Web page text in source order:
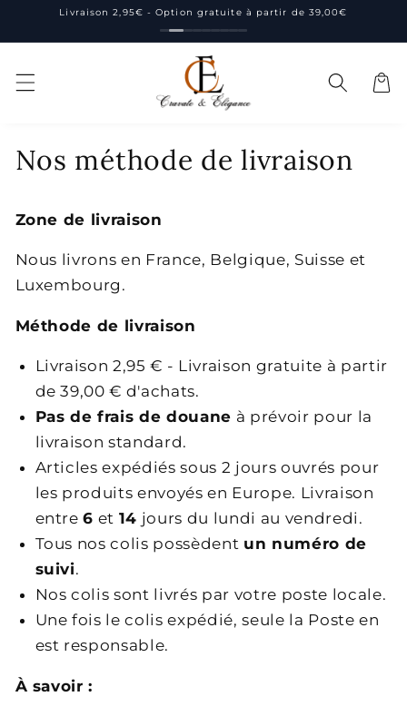
au
Livraison 2,95€ - Option gratuite à partir de 39,00€
Panier
Nos méthode de livraison
Zone de livraison
Nous livrons en France, Belgique, Suisse et
Luxembourg.
Méthode de livraison
Livraison 2,95 € - Livraison gratuite à partir
de 39,00 € d'achats.
Pas de frais de douane à prévoir pour la
livraison standard.
Articles expédiés sous 2 jours ouvrés pour
les produits envoyés en Europe. Livraison
entre6 et 14 jours du lundi au vendredi.
Tous nos colis possèdent un numéro de
suivi.
Nos colis sont livrés par votre poste locale.
Une fois le colis expédié, seule la Poste en
est responsable.
À savoir :